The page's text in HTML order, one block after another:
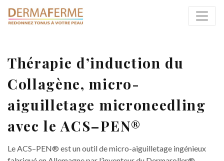
Thérapie d’induction du
Collagène, micro-
aiguilletage microneedling
avec le ACS–PEN®
Le ACS–PEN® est un outil de micro-aiguilletage ingénieux